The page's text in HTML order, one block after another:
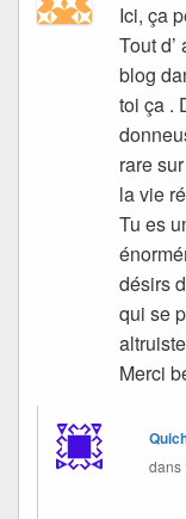
Ici, ça
Tout
blog
toi ça .
rare
la vie
Tu es
désirs
qui se
Merci
dans